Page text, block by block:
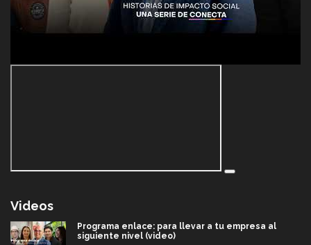
Videos
Programa enlace: para llevar a tu empresa al
siguiente nivel (video)